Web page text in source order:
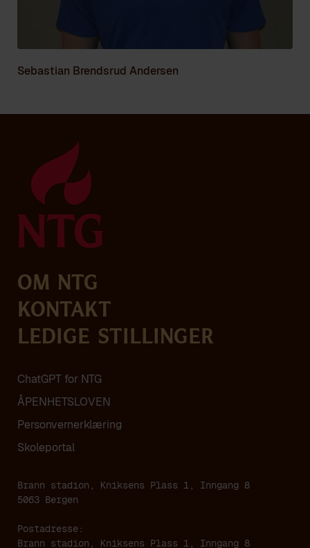
Sebastian Brendsrud Andersen
Om NTG
Kontakt
Ledige stillinger
ChatGPT for NTG
ÅPENHETSLOVEN
Personvern­erklæring
Skoleportal
Brann stadion, Kniksens Plass 1, Inngang 8
5063 Bergen
Postadresse:
Brann stadion, Kniksens Plass 1, Inngang 8